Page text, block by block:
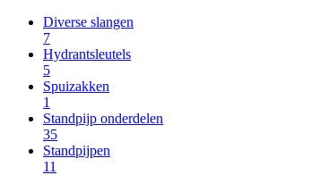
Diverse slangen
7
Hydrantsleutels
5
Spuizakken
1
Standpijp onderdelen
35
Standpijpen
11